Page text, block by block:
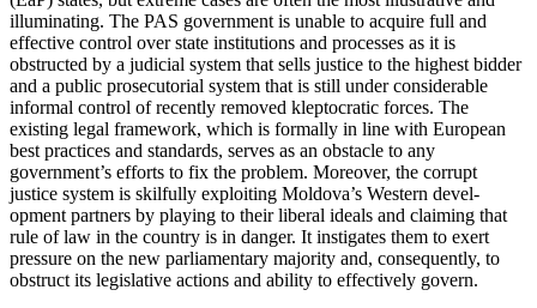
illuminating. The PAS gov­ern­ment is unable to acquire full and
effective control over state institutions and processes as it is
obstructed by a judicial system that sells justice to the highest bidder
and a public prosecutorial system that is still under considerable
informal control of recently removed kleptocratic forces. The
existing legal framework, which is formally in line with European
best prac­tices and standards, serves as an obstacle to any
government’s efforts to fix the prob­lem. Moreover, the corrupt
justice system is skilfully exploiting Moldova’s Western devel­
opment partners by playing to their liberal ideals and claiming that
rule of law in the country is in danger. It instigates them to exert
pressure on the new par­lia­mentary majority and, consequently, to
obstruct its legislative actions and ability to effectively govern.